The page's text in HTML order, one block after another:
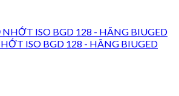
ISO BGD 128 - HÃNG BIUGED